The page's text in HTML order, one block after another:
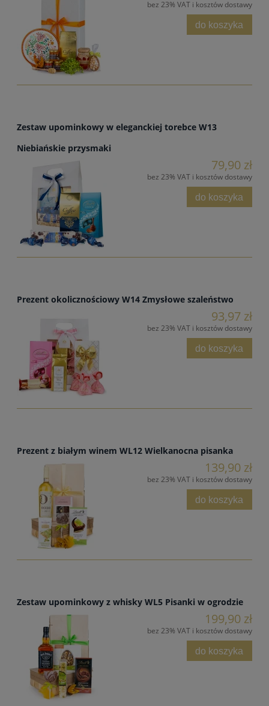
bez 23% VAT i kosztów dostawy
do koszyka
Zestaw upominkowy w eleganckiej torebce W13
Niebiańskie przysmaki
79,90 zł
bez 23% VAT i kosztów dostawy
do koszyka
Prezent okolicznościowy W14 Zmysłowe szaleństwo
93,97 zł
bez 23% VAT i kosztów dostawy
do koszyka
Prezent z białym winem WL12 Wielkanocna pisanka
139,90 zł
bez 23% VAT i kosztów dostawy
do koszyka
Zestaw upominkowy z whisky WL5 Pisanki w ogrodzie
199,90 zł
bez 23% VAT i kosztów dostawy
do koszyka